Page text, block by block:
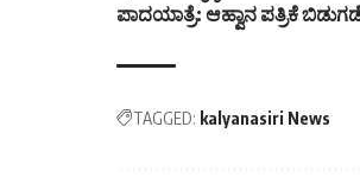
ಪಾದಯಾತ್ರೆ: ಆಹ್ವಾನ ಪತ್ರಿಕೆ
TAGGED: kalyanasiri News